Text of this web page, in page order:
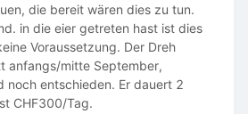
die bereit wären dies zu tun.
in die eier getreten hast ist dies
Voraussetzung. Der Dreh
anfangs/mitte September,
noch entschieden. Er dauert 2
CHF300/Tag.